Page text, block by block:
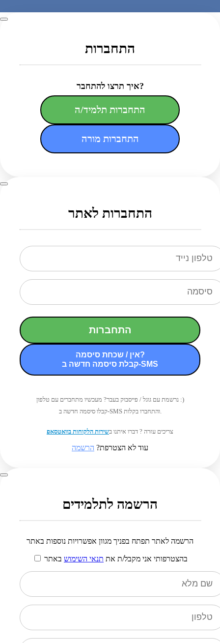
התחברות
איך תרצו להתחבר?
התחברות תלמיד/ה
התחברות מורה
התחברות לאתר
התחברות
אין / שכחת סיסמה?
קבלת סיסמה חדשה ב-SMS
נרשמת עם גוגל / פייסבוק בעבר? מעכשיו מתחברים עם טלפון :)
קבלו סיסמה חדשה ב-SMS והתחברו בקלות.
צריכים עזרה ? דברו איתנו בשירות הלקוחות בוואטסאפ
עוד לא הצטרפת? הרשמה
הרשמה לתלמידים
הרשמה לאתר תפתח בפניך מגוון אפשרויות נוספות באתר
בהצטרפותי אני מקבל/ת את תנאי השימוש באתר